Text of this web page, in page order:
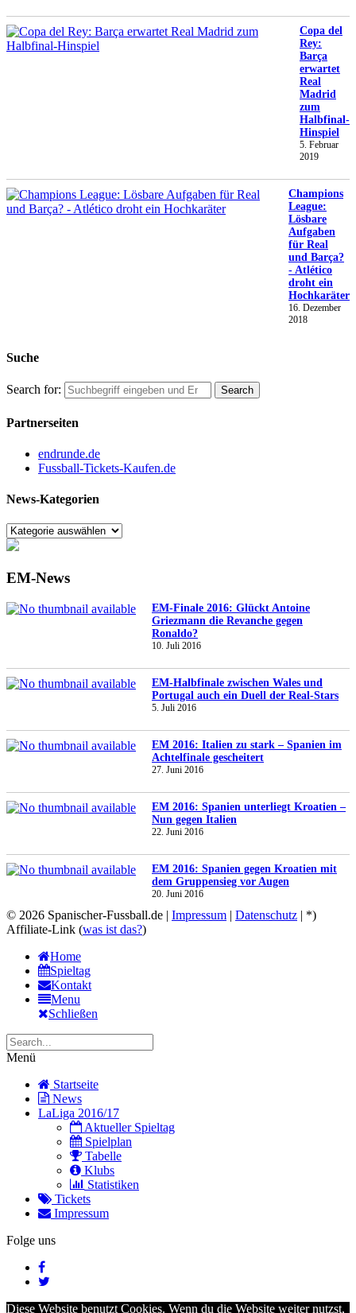
Copa del
Rey:
Barça
erwartet
Real
Madrid
zum
Halbfinal-
Hinspiel
5. Februar
2019
Champions
League:
Lösbare
Aufgaben
für Real
und Barça?
- Atlético
droht ein
Hochkaräter
16. Dezember
2018
Suche
Search for:
Partnerseiten
endrunde.de
Fussball-Tickets-Kaufen.de
News-Kategorien
EM-News
EM-Finale 2016: Glückt Antoine
Griezmann die Revanche gegen
Ronaldo?
10. Juli 2016
EM-Halbfinale zwischen Wales und
Portugal auch ein Duell der Real-Stars
5. Juli 2016
EM 2016: Italien zu stark – Spanien im
Achtelfinale gescheitert
27. Juni 2016
EM 2016: Spanien unterliegt Kroatien –
Nun gegen Italien
22. Juni 2016
EM 2016: Spanien gegen Kroatien mit
dem Gruppensieg vor Augen
20. Juni 2016
© 2026 Spanischer-Fussball.de | Impressum | Datenschutz | *)
Affiliate-Link (was ist das?)
Home
Spieltag
Kontakt
Menu
Schließen
Menü
Startseite
News
LaLiga 2016/17
Aktueller Spieltag
Spielplan
Tabelle
Klubs
Statistiken
Tickets
Impressum
Folge uns
Diese Website benutzt Cookies. Wenn du die Website weiter nutzst,